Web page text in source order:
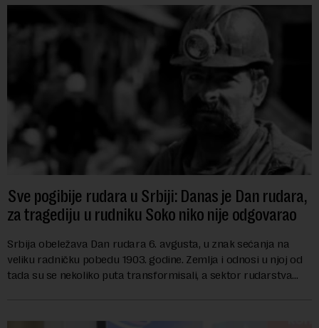
Sve pogibije rudara u Srbiji: Danas je Dan rudara,
za tragediju u rudniku Soko niko nije odgovarao
Srbija obeležava Dan rudara 6. avgusta, u znak sećanja na
veliku radničku pobedu 1903. godine. Zemlja i odnosi u njoj od
tada su se nekoliko puta transformisali, a sektor rudarstva